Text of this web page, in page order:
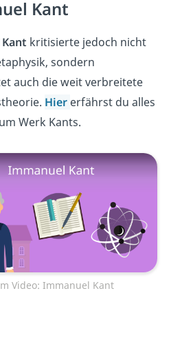
Kant
kritisierte jedoch nicht
sondern
auch die weit verbreitete
Hier erfährst du alles
Werk Kants.
Video: Immanuel Kant